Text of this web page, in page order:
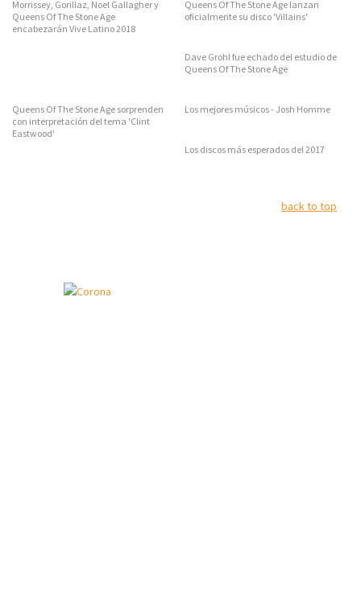
Morrissey, Gorillaz, Noel Gallagher y
Queens Of The Stone Age
encabezarán Vive Latino 2018
Queens Of The Stone Age lanzan
oficialmente su disco 'Villains'
Dave Grohl fue echado del estudio de
Queens Of The Stone Age
Queens Of The Stone Age sorprenden
con interpretación del tema 'Clint
Eastwood'
Los mejores músicos - Josh Homme
Los discos más esperados del 2017
back to top